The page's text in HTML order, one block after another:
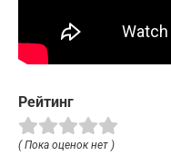
Рейтинг
( Пока оценок нет )